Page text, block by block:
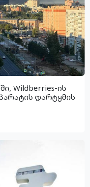
Wildberries-ის
დარტყმის